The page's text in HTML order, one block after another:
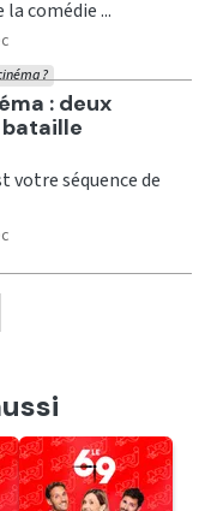
comédie ...
: deux
?
votre séquence de